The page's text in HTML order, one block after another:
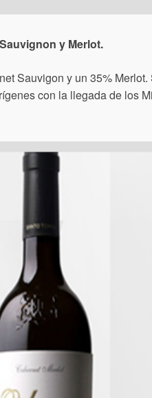
y Merlot.
Sauvigon y un 35%
con la llegada de los